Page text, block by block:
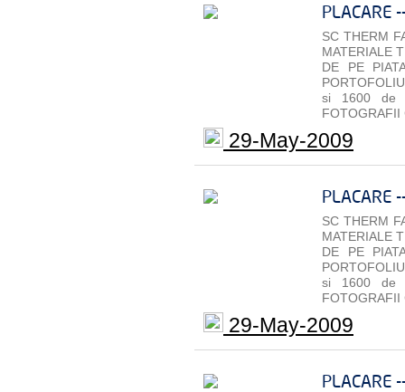
PLACARE
SC THERM
MATERIALE
DE PE
si 1600 de
FOTOGRAFII
29-May-2009
PLACARE
SC THERM
MATERIALE
DE PE
si 1600 de
FOTOGRAFII
29-May-2009
PLACARE